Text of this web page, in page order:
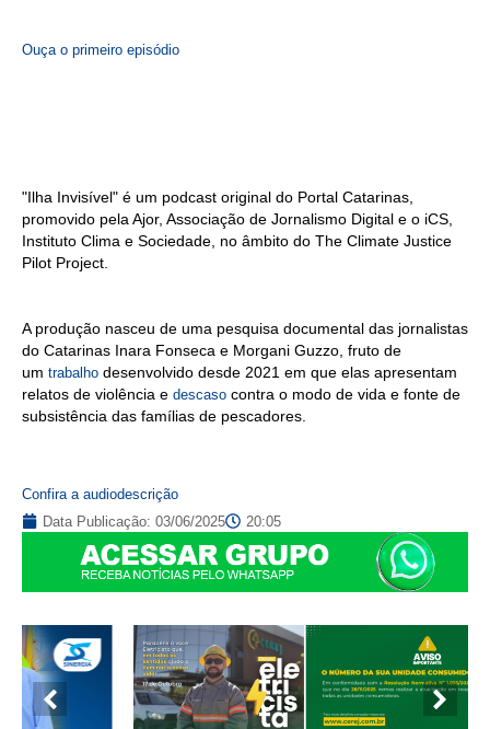
Ouça o primeiro episódio
"Ilha Invisível" é um podcast original do Portal Catarinas,
promovido pela Ajor, Associação de Jornalismo Digital e o iCS,
Instituto Clima e Sociedade, no âmbito do The Climate Justice
Pilot Project.
A produção nasceu de uma pesquisa documental das jornalistas
do Catarinas Inara Fonseca e Morgani Guzzo, fruto de
um trabalho desenvolvido desde 2021 em que elas apresentam
relatos de violência e descaso contra o modo de vida e fonte de
subsistência das famílias de pescadores.
Confira a audiodescrição
Data Publicação: 03/06/2025 20:05